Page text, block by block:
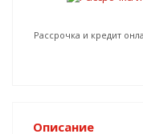
Рассрочка и кредит
Описание